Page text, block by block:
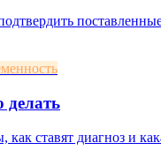
делать
ставят диагноз и